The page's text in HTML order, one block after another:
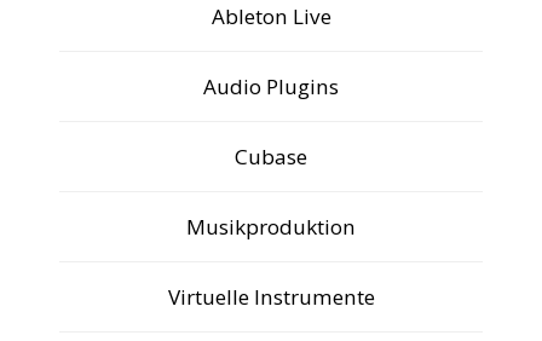
Ableton Live
Audio Plugins
Cubase
Musikproduktion
Virtuelle Instrumente